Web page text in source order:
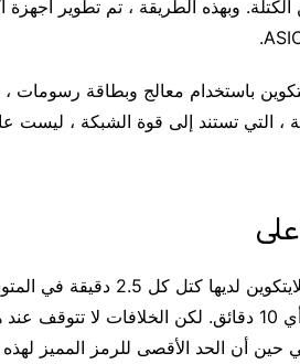
، التي تستند إلى قوة الشبكة ، ليست
لقد علقنا على أن
الأقصى للرمز المميز لهذه العملة هو 84 مليون ، وهو ما